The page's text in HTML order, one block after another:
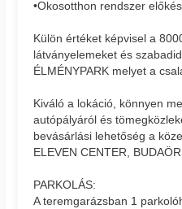
•Okosotthon rendszer
Külön értéket képvisel a
látványelemeket és
ÉLMÉNYPARK melyet a
Kiváló a lokáció, könnyen
autópályáról és
bevásárlási lehetőség a
ELEVEN CENTER,
PARKOLÁS:
A teremgarázsban 1